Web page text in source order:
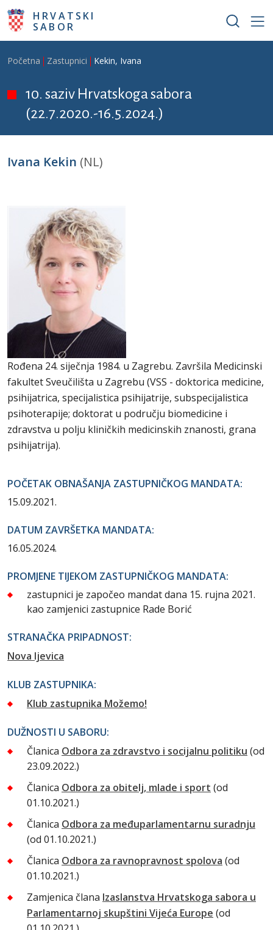
Skoči na glavni sadržaj
HRVATSKI
SABOR
Breadcrumb
Početna Zastupnici Kekin, Ivana
10. saziv Hrvatskoga sabora
(22.7.2020.-16.5.2024.)
Ivana Kekin (NL)
Rođena 24. siječnja 1984. u Zagrebu. Završila Medicinski
fakultet Sveučilišta u Zagrebu (VSS - doktorica medicine,
psihijatrica, specijalistica psihijatrije, subspecijalistica
psihoterapije; doktorat u području biomedicine i
zdravstva u polju kliničkih medicinskih znanosti, grana
psihijatrija).
POČETAK OBNAŠANJA ZASTUPNIČKOG MANDATA:
15.09.2021.
DATUM ZAVRŠETKA MANDATA:
16.05.2024.
PROMJENE TIJEKOM ZASTUPNIČKOG MANDATA:
zastupnici je započeo mandat dana 15. rujna 2021.
kao zamjenici zastupnice Rade Borić
STRANAČKA PRIPADNOST:
Nova ljevica
KLUB ZASTUPNIKA:
Klub zastupnika Možemo!
DUŽNOSTI U SABORU:
Članica Odbora za zdravstvo i socijalnu politiku (od
23.09.2022.)
Članica Odbora za obitelj, mlade i sport (od
01.10.2021.)
Članica Odbora za međuparlamentarnu suradnju
(od 01.10.2021.)
Članica Odbora za ravnopravnost spolova (od
01.10.2021.)
Zamjenica člana Izaslanstva Hrvatskoga sabora u
Parlamentarnoj skupštini Vijeća Europe (od